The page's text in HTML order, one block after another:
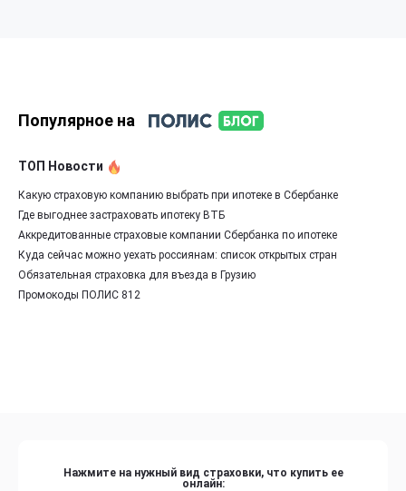
Популярное на
ТОП Новости
Какую страховую компанию выбрать при ипотеке в Сбербанке
Где выгоднее застраховать ипотеку ВТБ
Аккредитованные страховые компании Сбербанка по ипотеке
Куда сейчас можно уехать россиянам: список открытых стран
Обязательная страховка для въезда в Грузию
Промокоды ПОЛИС 812
Нажмите на нужный вид страховки, что купить ее
онлайн: